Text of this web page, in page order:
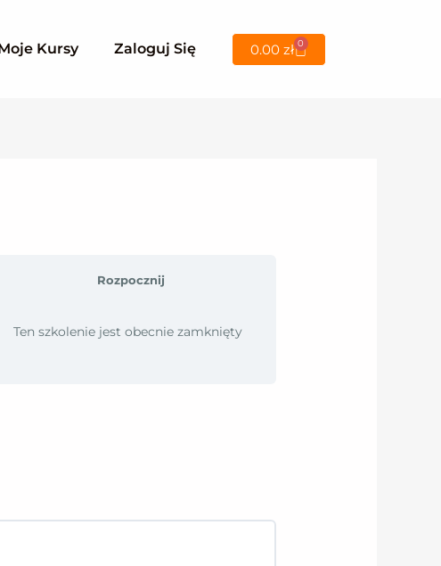
Kursy Zaloguj Się 0.00 zł 0
Wózek
Rozpocznij
Ten szkolenie jest obecnie zamknięty